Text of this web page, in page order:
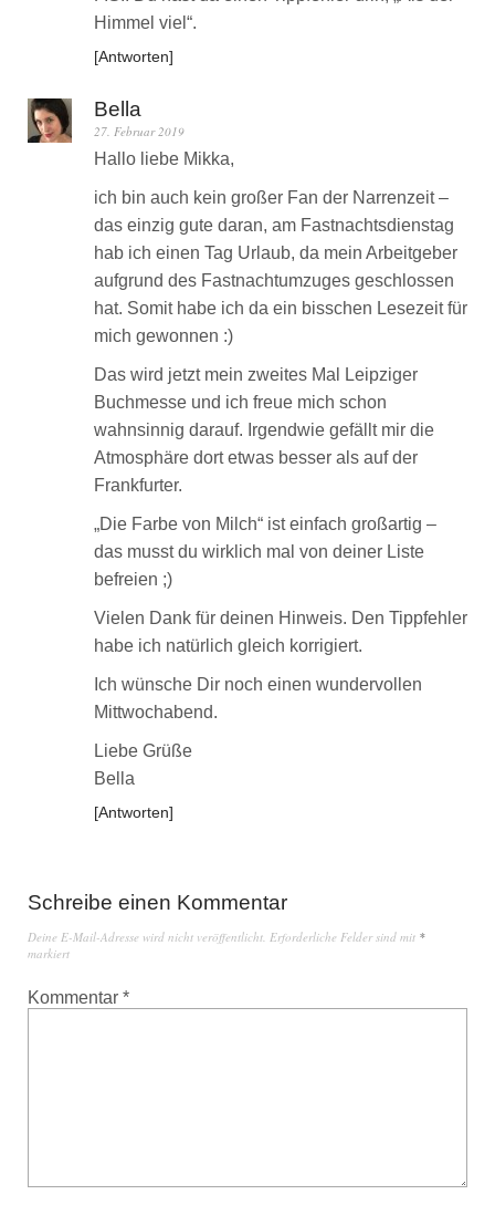
Himmel viel“.
Antworten
Bella
27. Februar 2019
Hallo liebe Mikka,
ich bin auch kein großer Fan der Narrenzeit –
das einzig gute daran, am Fastnachtsdienstag
hab ich einen Tag Urlaub, da mein Arbeitgeber
aufgrund des Fastnachtumzuges geschlossen
hat. Somit habe ich da ein bisschen Lesezeit für
mich gewonnen :)
Das wird jetzt mein zweites Mal Leipziger
Buchmesse und ich freue mich schon
wahnsinnig darauf. Irgendwie gefällt mir die
Atmosphäre dort etwas besser als auf der
Frankfurter.
„Die Farbe von Milch“ ist einfach großartig –
das musst du wirklich mal von deiner Liste
befreien ;)
Vielen Dank für deinen Hinweis. Den Tippfehler
habe ich natürlich gleich korrigiert.
Ich wünsche Dir noch einen wundervollen
Mittwochabend.
Liebe Grüße
Bella
Antworten
Schreibe einen Kommentar
Deine E-Mail-Adresse wird nicht veröffentlicht. Erforderliche Felder sind mit *
markiert
Kommentar *